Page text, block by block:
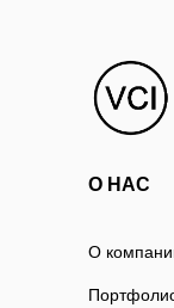
О
О НАС